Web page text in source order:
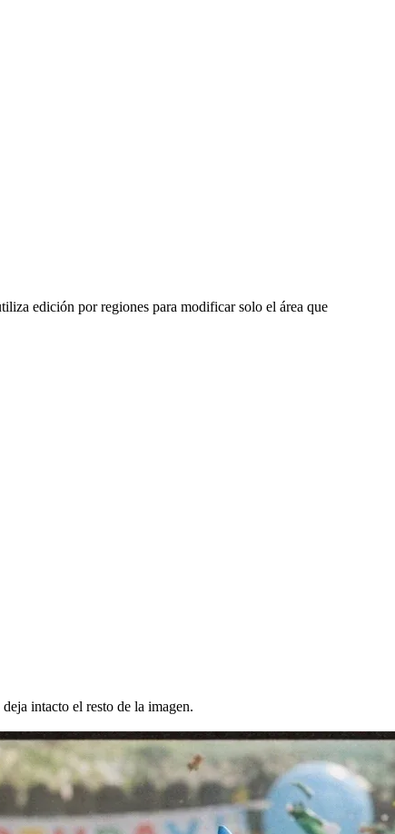
edición por regiones para modificar solo el área que
intacto el resto de la imagen.